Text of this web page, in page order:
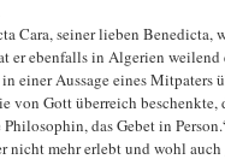
Cara, seiner lieben Benedicta,
er ebenfalls in Algerien weilend
einer Aussage eines Mitpaters
von Gott überreich
das Gebet in
nicht mehr erlebt und wohl